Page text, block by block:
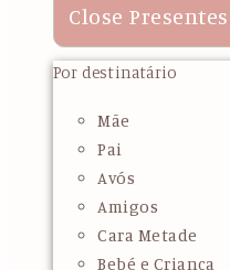
Close Presentes
Por destinatário
Mãe
Pai
Avós
Amigos
Cara Metade
Bebé e Criança